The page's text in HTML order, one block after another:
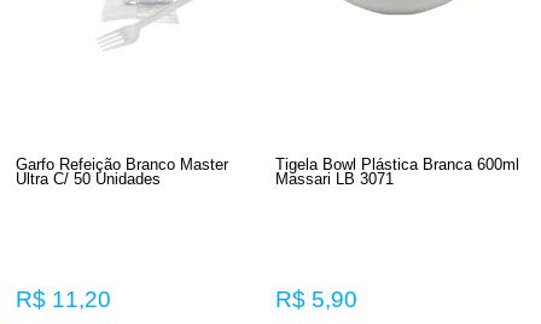
Garfo Refeição Branco Master
Ultra C/ 50 Unidades
R$ 11,20
Tigela Bowl Plástica Branca 600ml
Massari LB 3071
R$ 5,90